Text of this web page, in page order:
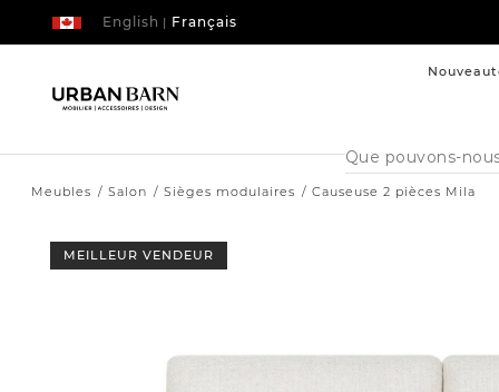
| Français
English
Cataloque
de
Meubles Salon Sièges modulaires Causeuse 2 pièces Mila
MEILLEUR VENDEUR